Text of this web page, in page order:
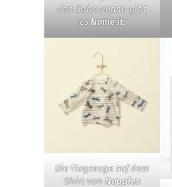
den Sohnemann gibt
esName it.
Die Flugzeuge auf dem
Shirt vonNoppies